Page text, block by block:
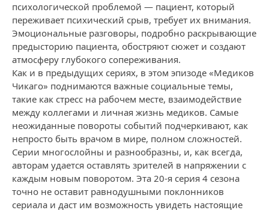
психологической проблемой — пациент, который
переживает психический срыв, требует их внимания.
Эмоциональные разговоры, подробно раскрывающие
предысторию пациента, обостряют сюжет и создают
атмосферу глубокого сопереживания.
Как и в предыдущих сериях, в этом эпизоде «Медиков
Чикаго» поднимаются важные социальные темы,
такие как стресс на рабочем месте, взаимодействие
между коллегами и личная жизнь медиков. Самые
неожиданные повороты событий подчеркивают, как
непросто быть врачом в мире, полном сложностей.
Серии многослойны и разнообразны, и, как всегда,
авторам удается оставлять зрителей в напряжении с
каждым новым поворотом. Эта 20-я серия 4 сезона
точно не оставит равнодушными поклонников
сериала и даст им возможность увидеть настоящие